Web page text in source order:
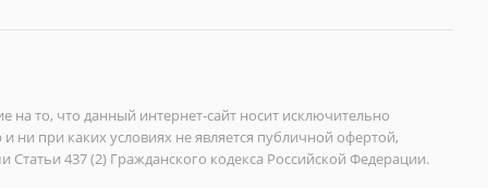
то, что данный интернет-сайт носит исключительно
ни при каких условиях не является публичной офертой,
437 (2) Гражданского кодекса Российской Федерации.